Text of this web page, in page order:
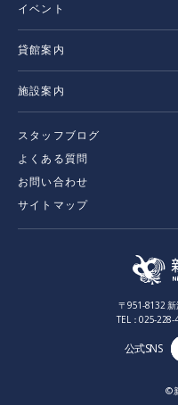
イベント
貸館案内
施設案内
スタッフブログ
よくある質問
お問い合わせ
サイトマップ
〒951-8132
TEL：025-
公式SNS
©